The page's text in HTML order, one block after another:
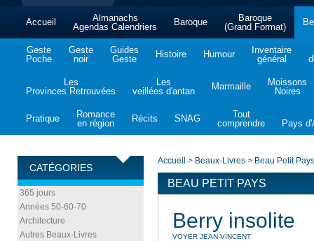
Accueil
Almanachs
Agendas Calendriers
Baroque
Baroque
(Grand Format)
Geste
Poche
Geste
noir
Guides
Geste
Histoire Humour
Inventaire
général
Les
Provinces Retrouvées
Les
veillées d'antan
Marmaille
Moissons
Noires
Pratique
Romance
en région
Récits SNAG
Tout
comprendre
Pays
CATÉGORIES
365 jours
Années 50-60-70
Architecture
Autres Beaux-Livres
Accueil > Beaux-Livres > Beau Petit Pays
BEAU PETIT PAYS
Berry insolite
VOYER JEAN-VINCENT